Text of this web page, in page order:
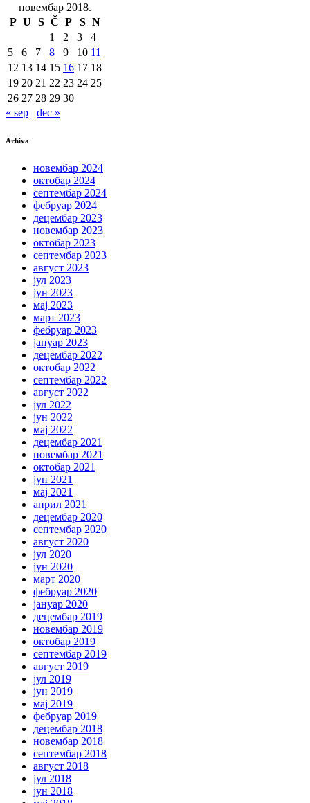
новембар 2018.
P U S Č P S N
1
2 3
4
5
6 7 8 9 10 11
12 13 14 15 16 17 18
19 20 21 22 23 24 25
26 27 28 29 30
« sep
dec »
Arhiva
новембар 2024
октобар 2024
септембар 2024
фебруар 2024
децембар 2023
новембар 2023
октобар 2023
септембар 2023
август 2023
јул 2023
јун 2023
мај 2023
март 2023
фебруар 2023
јануар 2023
децембар 2022
октобар 2022
септембар 2022
август 2022
јул 2022
јун 2022
мај 2022
децембар 2021
новембар 2021
октобар 2021
јун 2021
мај 2021
април 2021
децембар 2020
септембар 2020
август 2020
јул 2020
јун 2020
март 2020
фебруар 2020
јануар 2020
децембар 2019
новембар 2019
октобар 2019
септембар 2019
август 2019
јул 2019
јун 2019
мај 2019
фебруар 2019
децембар 2018
новембар 2018
септембар 2018
август 2018
јул 2018
јун 2018